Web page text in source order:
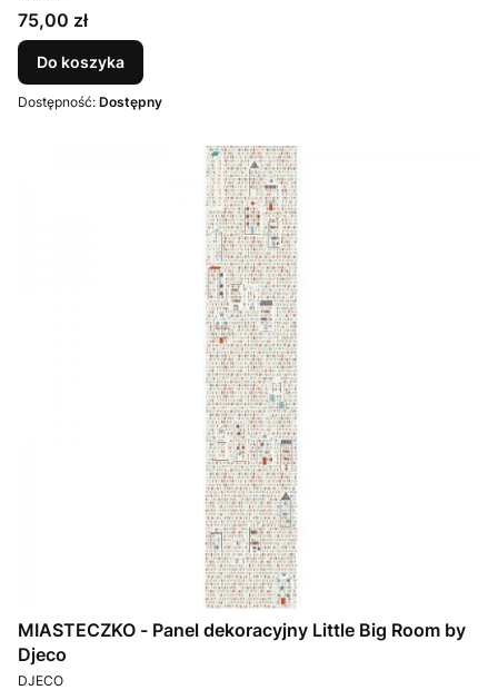
Cena
75,00 zł
Do koszyka
Dostępność: Dostępny
MIASTECZKO - Panel dekoracyjny Little Big Room by
Djeco
PRODUCENT
DJECO